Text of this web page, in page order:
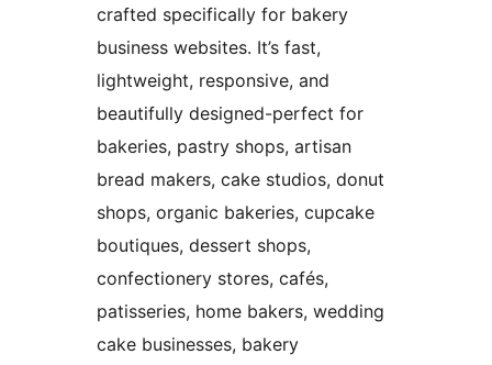
crafted specifically for bakery
business websites. It’s fast,
lightweight, responsive, and
beautifully designed-perfect for
bakeries, pastry shops, artisan
bread makers, cake studios, donut
shops, organic bakeries, cupcake
boutiques, dessert shops,
confectionery stores, cafés,
patisseries, home bakers, wedding
cake businesses, bakery